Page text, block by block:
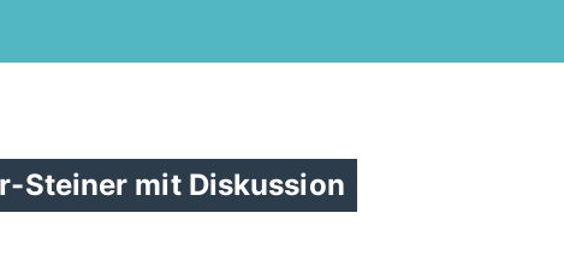
Steiner mit Diskussion